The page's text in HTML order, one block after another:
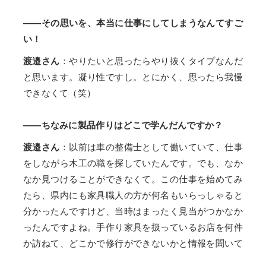
——その思いを、本当に仕事にしてしまうなんてすご
い！
渡邉さん ：やりたいと思ったらやり抜くタイプなんだ
と思います。凝り性ですし。とにかく、思ったら我慢
できなくて（笑）
——ちなみに製品作りはどこで学んだんですか？
渡邉さん ：以前は車の整備士として働いていて、仕事
をしながら木工の職を探していたんです。でも、なか
なか見つけることができなくて。この仕事を始めてみ
たら、県内にも家具職人の方が何名もいらっしゃると
分かったんですけど、当時はまったく見当がつかなか
ったんですよね。手作り家具を扱っているお店を何件
か訪ねて、どこかで修行ができないかと情報を聞いて